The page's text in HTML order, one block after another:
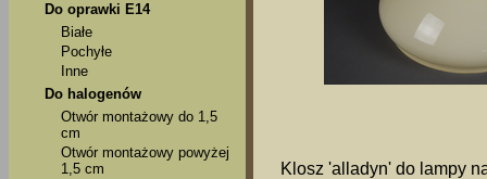
Do oprawki E14
Białe
Pochyłe
Inne
Do halogenów
Otwór montażowy do 1,5
cm
Otwór montażowy powyżej
1,5 cm
Klosz 'alladyn' do lampy